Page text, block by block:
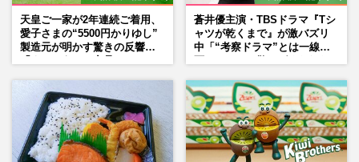
天皇ご一家が2年連続ご着用、
愛子さまの“5500円かりゆし”
製造元が明かす驚きの反響
蒼井優主演・TBSドラマ『Tシ
ャツが乾くまで』が激バズリ
中「“考察ドラマ”とは一線を